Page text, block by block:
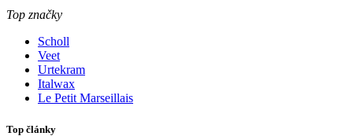
Top značky
Scholl
Veet
Urtekram
Italwax
Le Petit Marseillais
Top články